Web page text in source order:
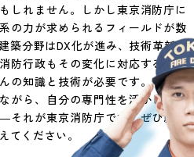
しれません。しかし東京消防庁に
の力が求められるフィールドが数
築分野はDX化が進み、技術革新が
防行政もその変化に対応する必要
の知識と技術が必要です。東京の
がら、自分の専門性を活かして挑
れが東京消防庁です。ぜひ就職
てください。